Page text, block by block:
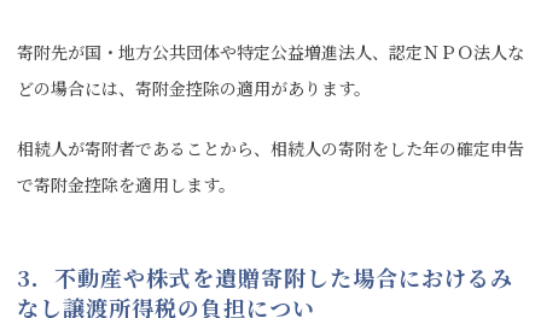
寄附先が国・地方公共団体や特定公益増進法人、認定ＮＰＯ法人な
どの場合には、寄附金控除の適用があります。
相続人が寄附者であることから、相続人の寄附をした年の確定申告
で寄附金控除を適用します。
3．不動産や株式を遺贈寄附した場合におけるみ
なし譲渡所得税の負担につい